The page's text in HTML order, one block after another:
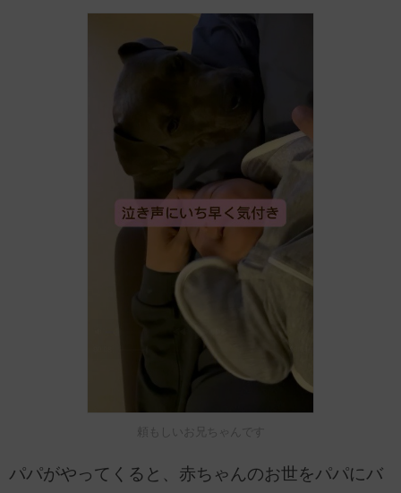
頼もしいお兄ちゃんです
パパがやってくると、赤ちゃんのお世をパパにバ